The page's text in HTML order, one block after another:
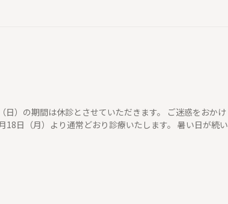
日）の期間は休診とさせていただきます。 ご迷惑をおかけ
18日（月）より通常どおり診療いたします。 暑い日が続い